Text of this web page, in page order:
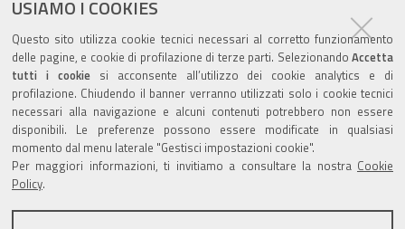
USIAMO I COOKIES
Questo sito utilizza cookie tecnici necessari al corretto funzionamento
delle pagine, e cookie di profilazione di terze parti. Selezionando Accetta
tutti i cookiesi acconsente all’utilizzo dei cookie analytics e di
profilazione. Chiudendo il banner verranno utilizzati solo i cookie tecnici
necessari alla navigazione e alcuni contenuti potrebbero non essere
disponibili. Le preferenze possono essere modificate in qualsiasi
momento dal menu laterale "Gestisci impostazioni cookie".
Per maggiori informazioni, ti invitiamo a consultare la nostra Cookie
Policy.
Agenda eventi
torna alla sezione
Valuta questo sito